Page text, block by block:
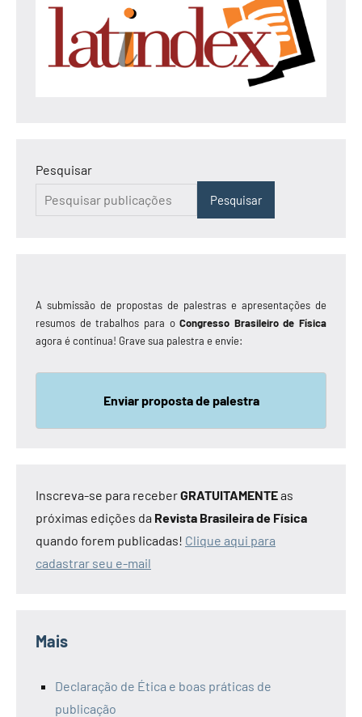
Pesquisar
Pesquisar
A submissão de propostas de palestras e apresentações de
resumos de trabalhos para oCongresso Brasileiro de Física
agora é contínua! Grave sua palestra e envie:
Enviar proposta de palestra
Inscreva-se para receberGRATUITAMENTEas
próximas edições da Revista Brasileira de Física
quando forem publicadas! Clique aqui para
cadastrar seu e-mail
Mais
Declaração de Ética e boas práticas de
publicação